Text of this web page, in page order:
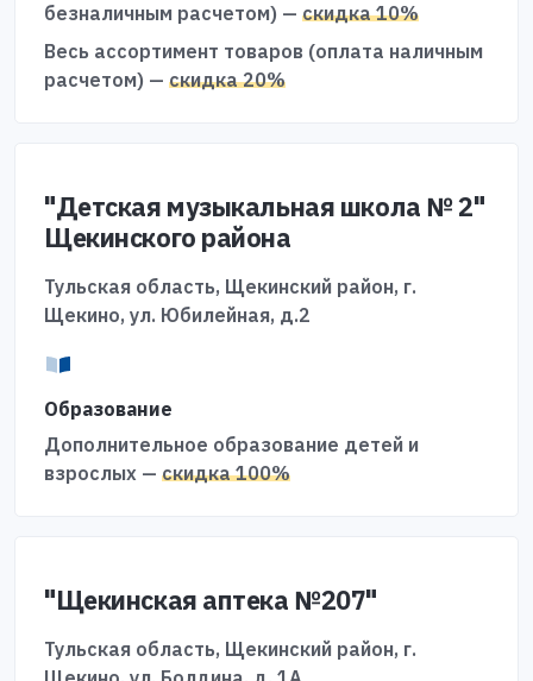
безналичным расчетом) — скидка 10%
Весь ассортимент товаров (оплата наличным
расчетом) — скидка 20%
"Детская музыкальная школа № 2"
Щекинского района
Тульская область, Щекинский район, г.
Щекино, ул. Юбилейная, д.2
Образование
Дополнительное образование детей и
взрослых — скидка 100%
"Щекинская аптека №207"
Тульская область, Щекинский район, г.